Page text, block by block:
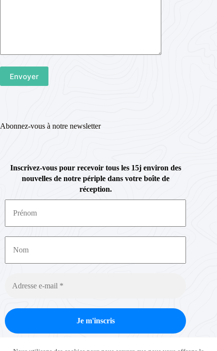
Abonnez-vous à notre newsletter
Inscrivez-vous pour recevoir tous les 15j environ des
nouvelles de notre périple dans votre boîte de
réception.
Nous ne spammons pas ! Consultez notrepolitique de